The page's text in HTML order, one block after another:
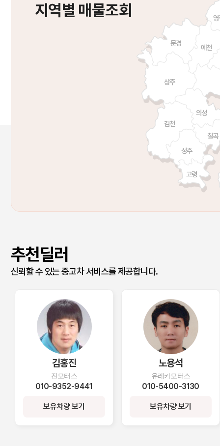
지역별 매물조회
문경
상주
김천
성주
고령
칠곡
의성
예천
승합차
폭스바겐 렉서
추천딜러
신뢰할 수 있는 중고차 서비스를 제공합니다.
노용석
유레카모터스
010-5400-3130
보유차량 보기
이덕희
상신자동차매매상사
010-3823-9188
보유차량 보기